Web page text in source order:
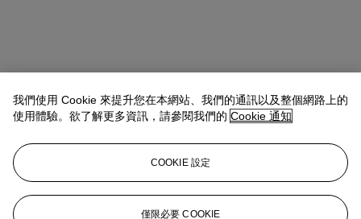
Laëtitia Bauduin de la BrosseDeputy Chairman
我們使用 Cookie 來提升您在本網站、我們的通訊以及整個網路上的
使用體驗。欲了解更多資訊，請參閱我們的 Cookie 通知
COOKIE 設定
僅限必要 COOKIE